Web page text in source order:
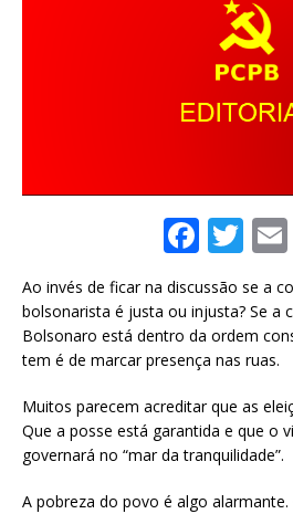
F
a
c
e
b
o
o
k
T
it
te
r
Ao invés de ficar na discussão se a
bolsonarista é justa ou injusta? Se a
Bolsonaro está dentro da ordem
tem é de marcar presença nas ruas.
Muitos parecem acreditar que as
Que a posse está garantida e que o
governará no “mar da tranquilidade”.
A pobreza do povo é algo